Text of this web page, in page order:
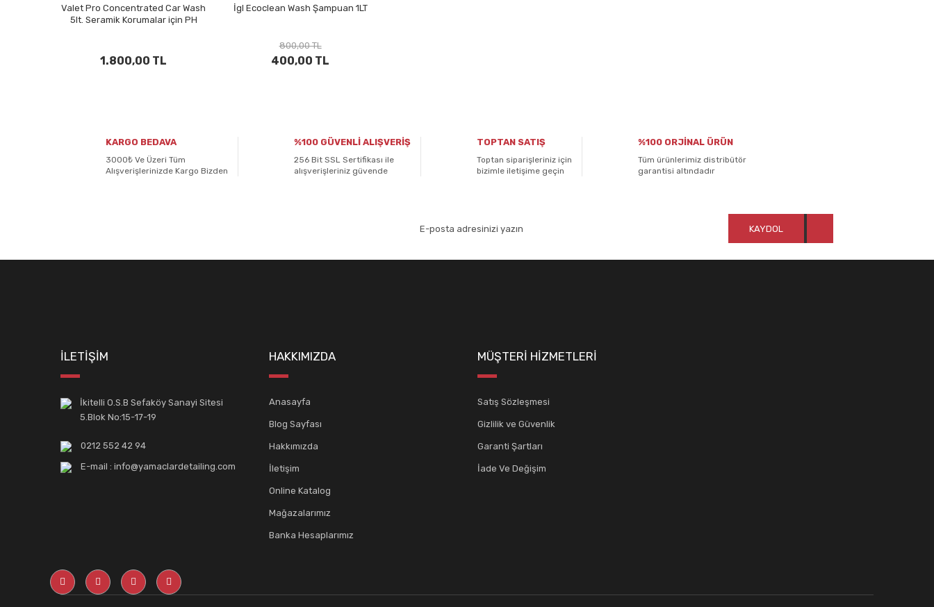
Valet Pro Concentrated Car Wash
5lt. Seramik Korumalar için PH
1.800,00 TL
İgl Ecoclean Wash Şampuan 1LT
800,00 TL
400,00 TL
KARGO BEDAVA
3000₺ Ve Üzeri Tüm
Alışverişlerinizde Kargo Bizden
%100 GÜVENLİ ALIŞVERİŞ
256 Bit SSL Sertifikası ile
alışverişleriniz güvende
TOPTAN SATIŞ
Toptan siparişleriniz için
bizimle iletişime geçin
%100 ORJİNAL ÜRÜN
Tüm ürünlerimiz distribütör
garantisi altındadır
KAYDOL
İLETİŞİM
İkitelli O.S.B Sefaköy Sanayi Sitesi
5.Blok No:15-17-19
0212 552 42 94
E-mail : info@yamaclardetailing.com
HAKKIMIZDA
Anasayfa
Blog Sayfası
Hakkımızda
İletişim
Online Katalog
Mağazalarımız
Banka Hesaplarımız
MÜŞTERİ HİZMETLERİ
Satış Sözleşmesi
Gizlilik ve Güvenlik
Garanti Şartları
İade Ve Değişim